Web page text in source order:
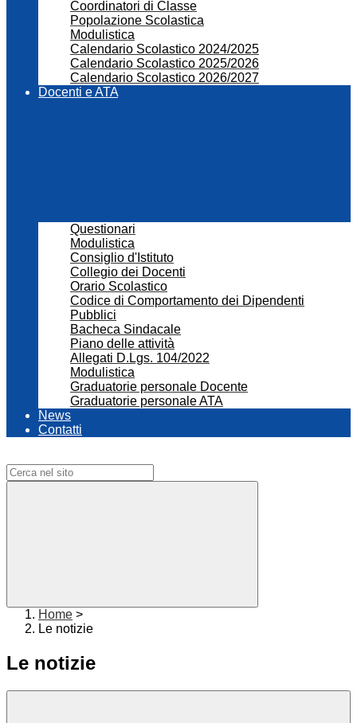
Coordinatori di Classe
Popolazione Scolastica
Modulistica
Calendario Scolastico 2024/2025
Calendario Scolastico 2025/2026
Calendario Scolastico 2026/2027
Docenti e ATA
Questionari
Modulistica
Consiglio d'Istituto
Collegio dei Docenti
Orario Scolastico
Codice di Comportamento dei Dipendenti
Pubblici
Bacheca Sindacale
Piano delle attività
Allegati D.Lgs. 104/2022
Modulistica
Graduatorie personale Docente
Graduatorie personale ATA
News
Contatti
Home >
Le notizie
Le notizie